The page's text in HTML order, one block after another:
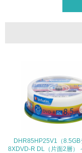
<L1> 環境配慮型製品
行っている
<L2> 環境配慮型製品
し、具体的な販売目標
DHR85HP25V1（8.5GB
8XDVD-R DL（片面2層）